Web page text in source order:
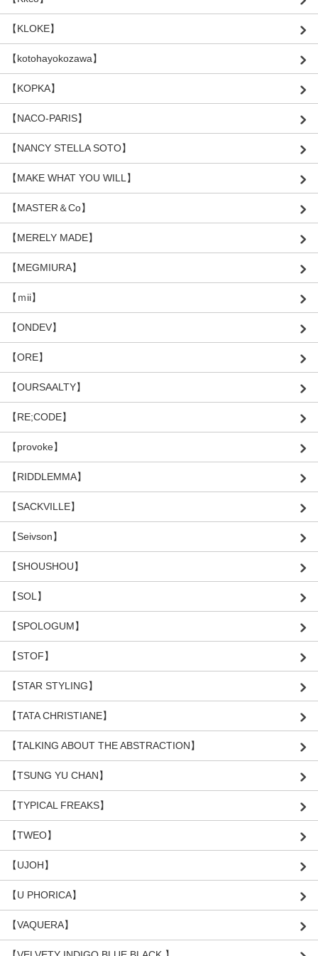
【KLOKE】
【kotohayokozawa】
【KOPKA】
【NACO-PARIS】
【NANCY STELLA SOTO】
【MAKE WHAT YOU WILL】
【MASTER＆Co】
【MERELY MADE】
【MEGMIURA】
【ｍii】
【ONDEV】
【ORE】
【OURSAALTY】
【RE;CODE】
【provoke】
【RIDDLEMMA】
【SACKVILLE】
【Seivson】
【SHOUSHOU】
【SOL】
【SPOLOGUM】
【STOF】
【STAR STYLING】
【TATA CHRISTIANE】
【TALKING ABOUT THE ABSTRACTION】
【TSUNG YU CHAN】
【TYPICAL FREAKS】
【TWEO】
【UJOH】
【U PHORICA】
【VAQUERA】